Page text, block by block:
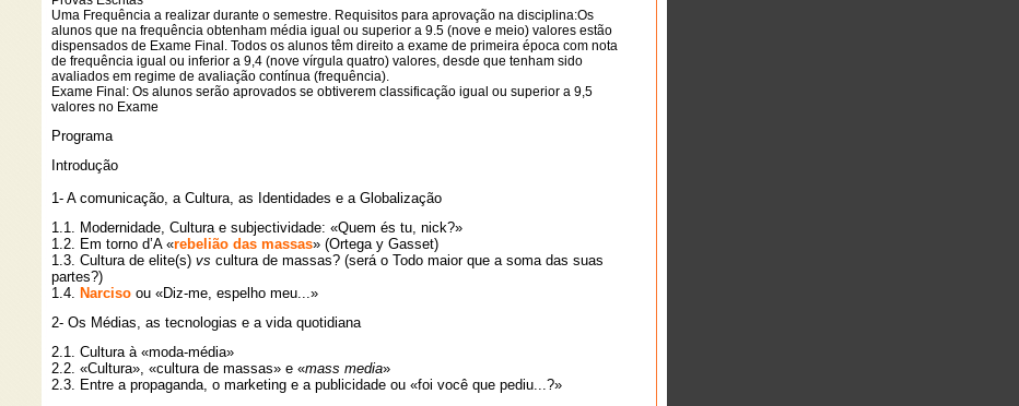
Uma Frequência a realizar durante o semestre. Requisitos para aprovação na disciplina:Os
alunos que na frequência obtenham média igual ou superior a 9.5 (nove e meio) valores estão
dispensados de Exame Final. Todos os alunos têm direito a exame de primeira época com nota
de frequência igual ou inferior a 9,4 (nove vírgula quatro) valores, desde que tenham sido
avaliados em regime de avaliação contínua (frequência).
Exame Final: Os alunos serão aprovados se obtiverem classificação igual ou superior a 9,5
valores no Exame
Programa
Introdução
1- A comunicação, a Cultura, as Identidades e a Globalização
1.1. Modernidade, Cultura e subjectividade: «Quem és tu, nick?»
1.2. Em torno d’A «rebelião das massas» (Ortega y Gasset)
1.3. Cultura de elite(s) vs cultura de massas? (será o Todo maior que a soma das suas
partes?)
1.4. Narcisoou «Diz-me, espelho meu...»
2- Os Médias, as tecnologias e a vida quotidiana
2.1. Cultura à «moda-média»
2.2. «Cultura», «cultura de massas» e «mass media»
2.3. Entre a propaganda, o marketing e a publicidade ou «foi você que pediu...?»